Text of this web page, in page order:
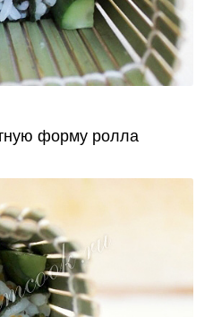
форму ролла